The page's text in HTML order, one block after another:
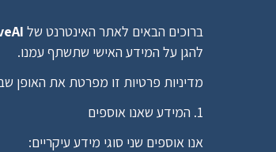
ברוכים הבאים לאתר האינטרנט של
להגן על המידע האישי שתשתף עמנו.
מדיניות פרטיות זו מפרטת את
1. המידע שאנו אוספים
אנו אוספים שני סוגי מידע עיקריים: